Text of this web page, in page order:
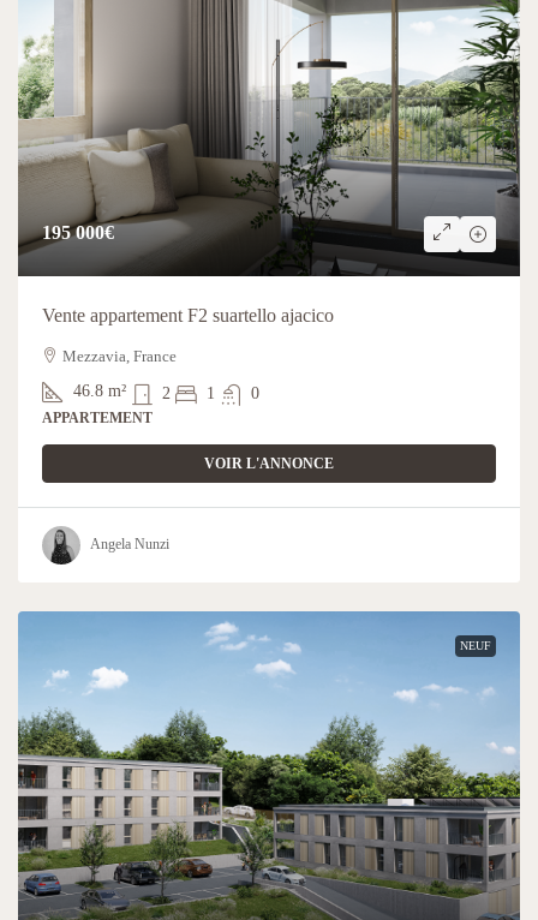
195 000€
Vente appartement F2 suartello ajacico
Mezzavia, France
46.8 m² 2 1 0
APPARTEMENT
VOIR L'ANNONCE
Angela Nunzi
NEUF